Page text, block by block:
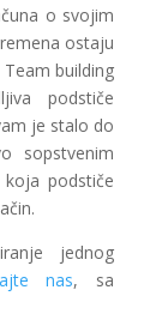
o svojim
ostaju
building
podstiče
je stalo do
sopstvenim
podstiče
jednog
nas, sa